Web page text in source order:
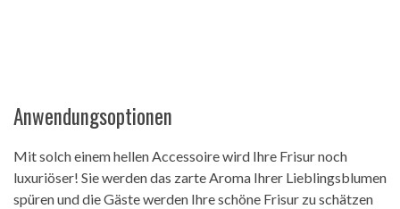
Anwendungsoptionen
Mit solch einem hellen Accessoire wird Ihre Frisur noch
luxuriöser! Sie werden das zarte Aroma Ihrer Lieblingsblumen
spüren und die Gäste werden Ihre schöne Frisur zu schätzen